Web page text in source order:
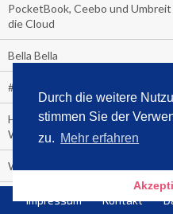
Durch die weitere
stimmen Sie der
zu. Mehr erfahren
PocketBook, Ceebo und
die Cloud
Bella Bella
#1-Bestseller: "Das ist Alpha!"
Hammer! "Fear: Trump in the
Watergate-Urgestein
Wie alt sind die TV-Zuschauer
Impressum Kontakt